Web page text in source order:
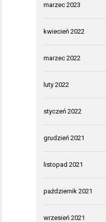
marzec 2023
kwiecień 2022
marzec 2022
luty 2022
styczeń 2022
grudzień 2021
listopad 2021
październik 2021
wrzesień 2021